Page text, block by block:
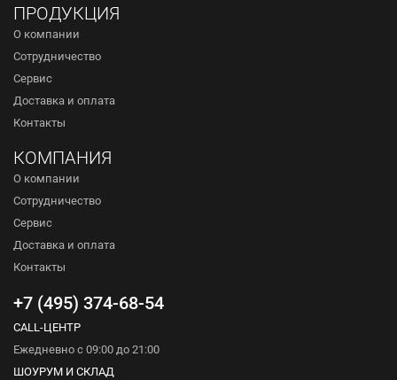
ПРОДУКЦИЯ
О компании
Сотрудничество
Сервис
Доставка и оплата
Контакты
КОМПАНИЯ
О компании
Сотрудничество
Сервис
Доставка и оплата
Контакты
+7 (495) 374-68-54
CALL-ЦЕНТР
Ежедневно с 09:00 до 21:00
ШОУРУМ И СКЛАД